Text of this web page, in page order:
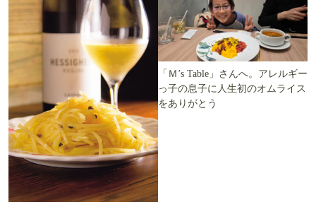
「Ｍ’s Table」さんへ。アレルギー
っ子の息子に人生初のオムライス
をありがとう